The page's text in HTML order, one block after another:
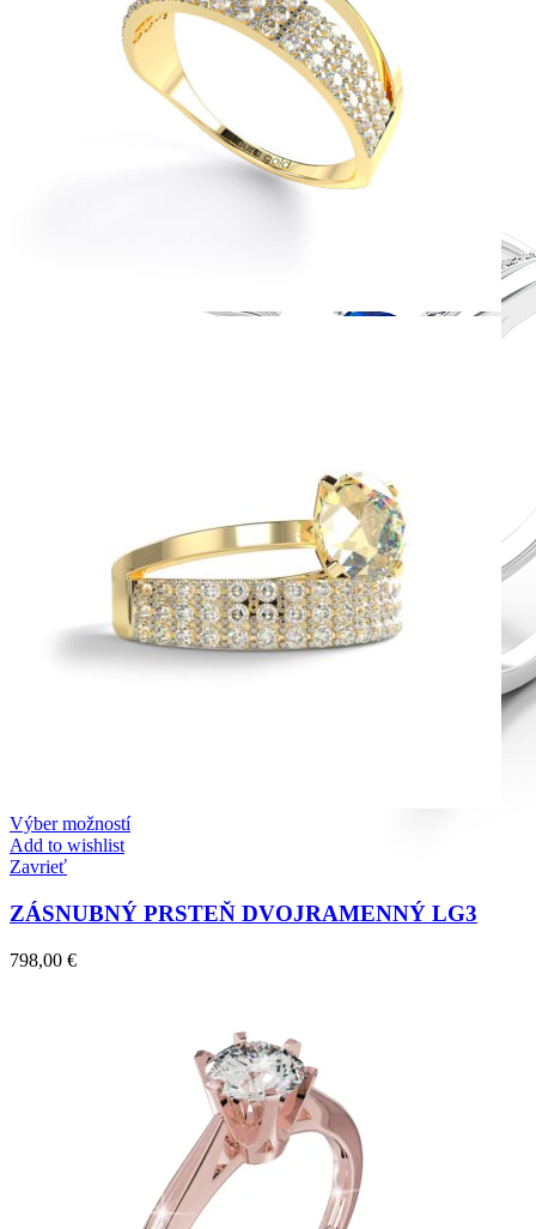
Výber možností
Add to wishlist
Zavrieť
ZÁSNUBNÝ PRSTEŇ DVOJRAMENNÝ LG3
798,00 €